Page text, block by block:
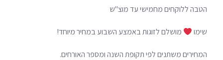
הטבה ללוקחים מחמישי עד מוצ"ש
שימו מושלם לזוגות באמצע השבוע במחיר מיוחד!
המחירים משתנים לפי תקופת השנה ומספר האורחים.